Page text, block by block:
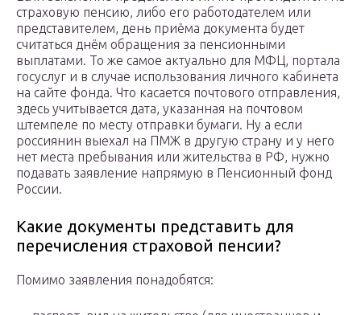
страховую пенсию, либо его работодателем или
представителем, день приёма документа будет
считаться днём обращения за пенсионными
выплатами. То же самое актуально для МФЦ, портала
госуслуг и в случае использования личного кабинета
на сайте фонда. Что касается почтового отправления,
здесь учитывается дата, указанная на почтовом
штемпеле по месту отправки бумаги. Ну а если
россиянин выехал на ПМЖ в другую страну и у него
нет места пребывания или жительства в РФ, нужно
подавать заявление напрямую в Пенсионный фонд
России.
Какие документы представить для
перечисления страховой пенсии?
Помимо заявления понадобятся: